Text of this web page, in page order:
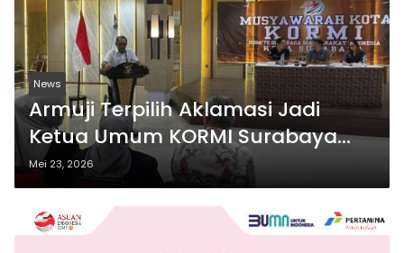
News
Armuji Terpilih Aklamasi Jadi
Ketua Umum KORMI Surabaya
2026-2031
Mei 23, 2026